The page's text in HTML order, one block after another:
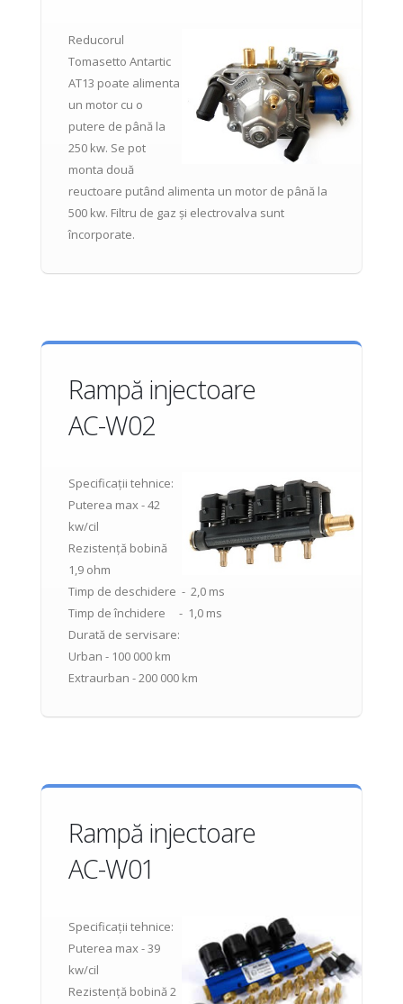
Reducorul
Tomasetto Antartic
AT13 poate alimenta
un motor cu o
putere de până la
250 kw. Se pot
monta două
reuctoare putând alimenta un motor de până la
500 kw. Filtru de gaz și electrovalva sunt
încorporate.
Rampă injectoare
AC-W02
Specificații tehnice:
Puterea max - 42
kw/cil
Rezistență bobină
1,9 ohm
Timp de deschidere - 2,0 ms
Timp de închidere - 1,0 ms
Durată de servisare:
Urban - 100 000 km
Extraurban - 200 000 km
Rampă injectoare
AC-W01
Specificații tehnice:
Puterea max - 39
kw/cil
Rezistență bobină 2